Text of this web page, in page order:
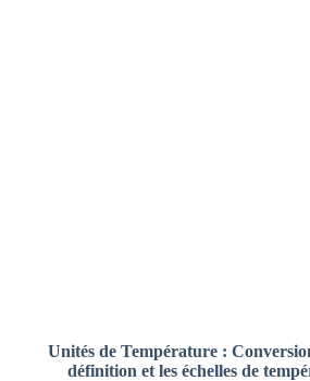
Unités de Température :
définition et les échelles de